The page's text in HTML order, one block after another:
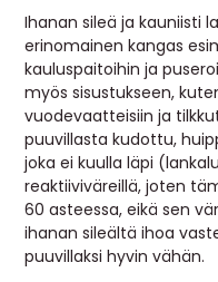
OTA YHTEYTTÄ
Ihanan sileä ja kauniisti
erinomainen kangas
kauluspaitoihin ja
myös sisustukseen,
vuodevaatteisiin ja
puuvillasta kudottu,
joka ei kuulla läpi
reaktiiviväreillä, joten
60 asteessa, eikä sen
ihanan sileältä ihoa
puuvillaksi hyvin vähän.